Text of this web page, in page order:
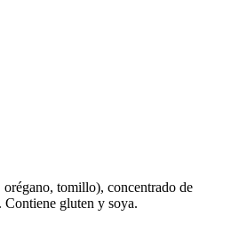
orégano, tomillo), concentrado de
gluten y soya.